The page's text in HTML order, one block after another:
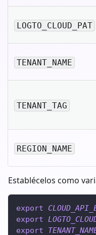
LOGTO_CLOUD_PAT
TENANT_NAME
TENANT_TAG
REGION_NAME
Establécelos como
export
export
export